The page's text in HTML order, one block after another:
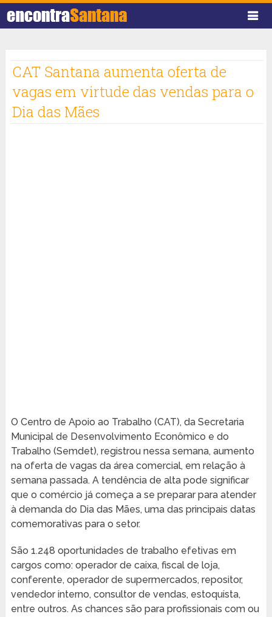
CAT Santana aumenta oferta de
vagas em virtude das vendas para o
Dia das Mães
O Centro de Apoio ao Trabalho (CAT), da Secretaria
Municipal de Desenvolvimento Econômico e do
Trabalho (Semdet), registrou nessa semana, aumento
na oferta de vagas da área comercial, em relação à
semana passada. A tendência de alta pode significar
que o comércio já começa a se preparar para atender
à demanda do Dia das Mães, uma das principais datas
comemorativas para o setor.
São 1.248 oportunidades de trabalho efetivas em
cargos como: operador de caixa, fiscal de loja,
conferente, operador de supermercados, repositor,
vendedor interno, consultor de vendas, estoquista,
entre outros. As chances são para profissionais com ou